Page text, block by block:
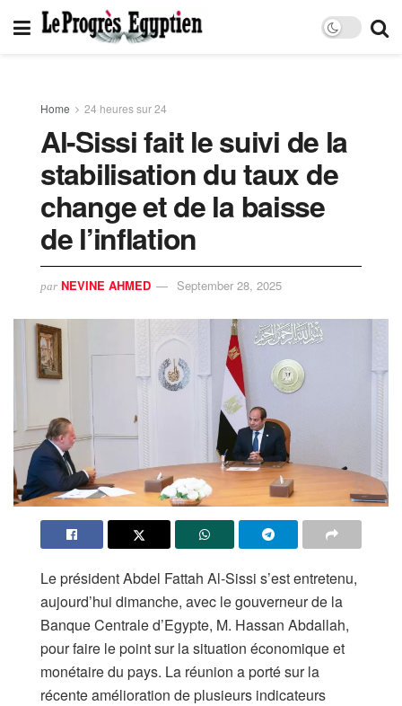
Home 24 heures sur 24
Al-Sissi fait le suivi de la
stabilisation du taux de
change et de la baisse
de l’inflation
par NEVINE AHMED September 28, 2025
Le président Abdel Fattah Al-Sissi s’est entretenu,
aujourd’hui dimanche, avec le gouverneur de la
Banque Centrale d’Egypte, M. Hassan Abdallah,
pour faire le point sur la situation économique et
monétaire du pays. La réunion a porté sur la
récente amélioration de plusieurs indicateurs